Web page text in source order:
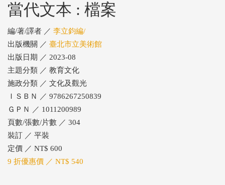
當代文本 : 檔案
編/著/譯者 ／ 李立鈞編/
出版機關 ／ 臺北市立美術館
出版日期 ／ 2023-08
主題分類 ／ 教育文化
施政分類 ／ 文化及觀光
ＩＳＢＮ ／ 9786267250839
ＧＰＮ ／ 1011200989
頁數/張數/片數 ／ 304
裝訂 ／ 平裝
定價 ／ NT$ 600
9 折優惠價 ／ NT$ 540